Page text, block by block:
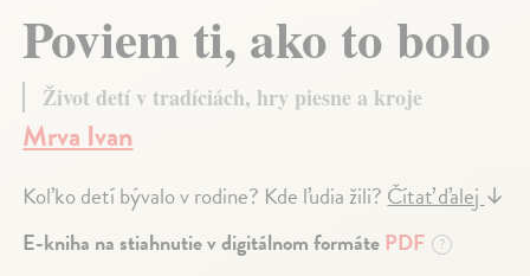
Poviem ti, ako to bolo
Život detí v tradíciách, hry piesne a kroje
Mrva Ivan
Koľko detí bývalo v rodine? Kde ľudia žili?Čítať ďalej↓
E-kniha na stiahnutie v digitálnom formátePDF ?